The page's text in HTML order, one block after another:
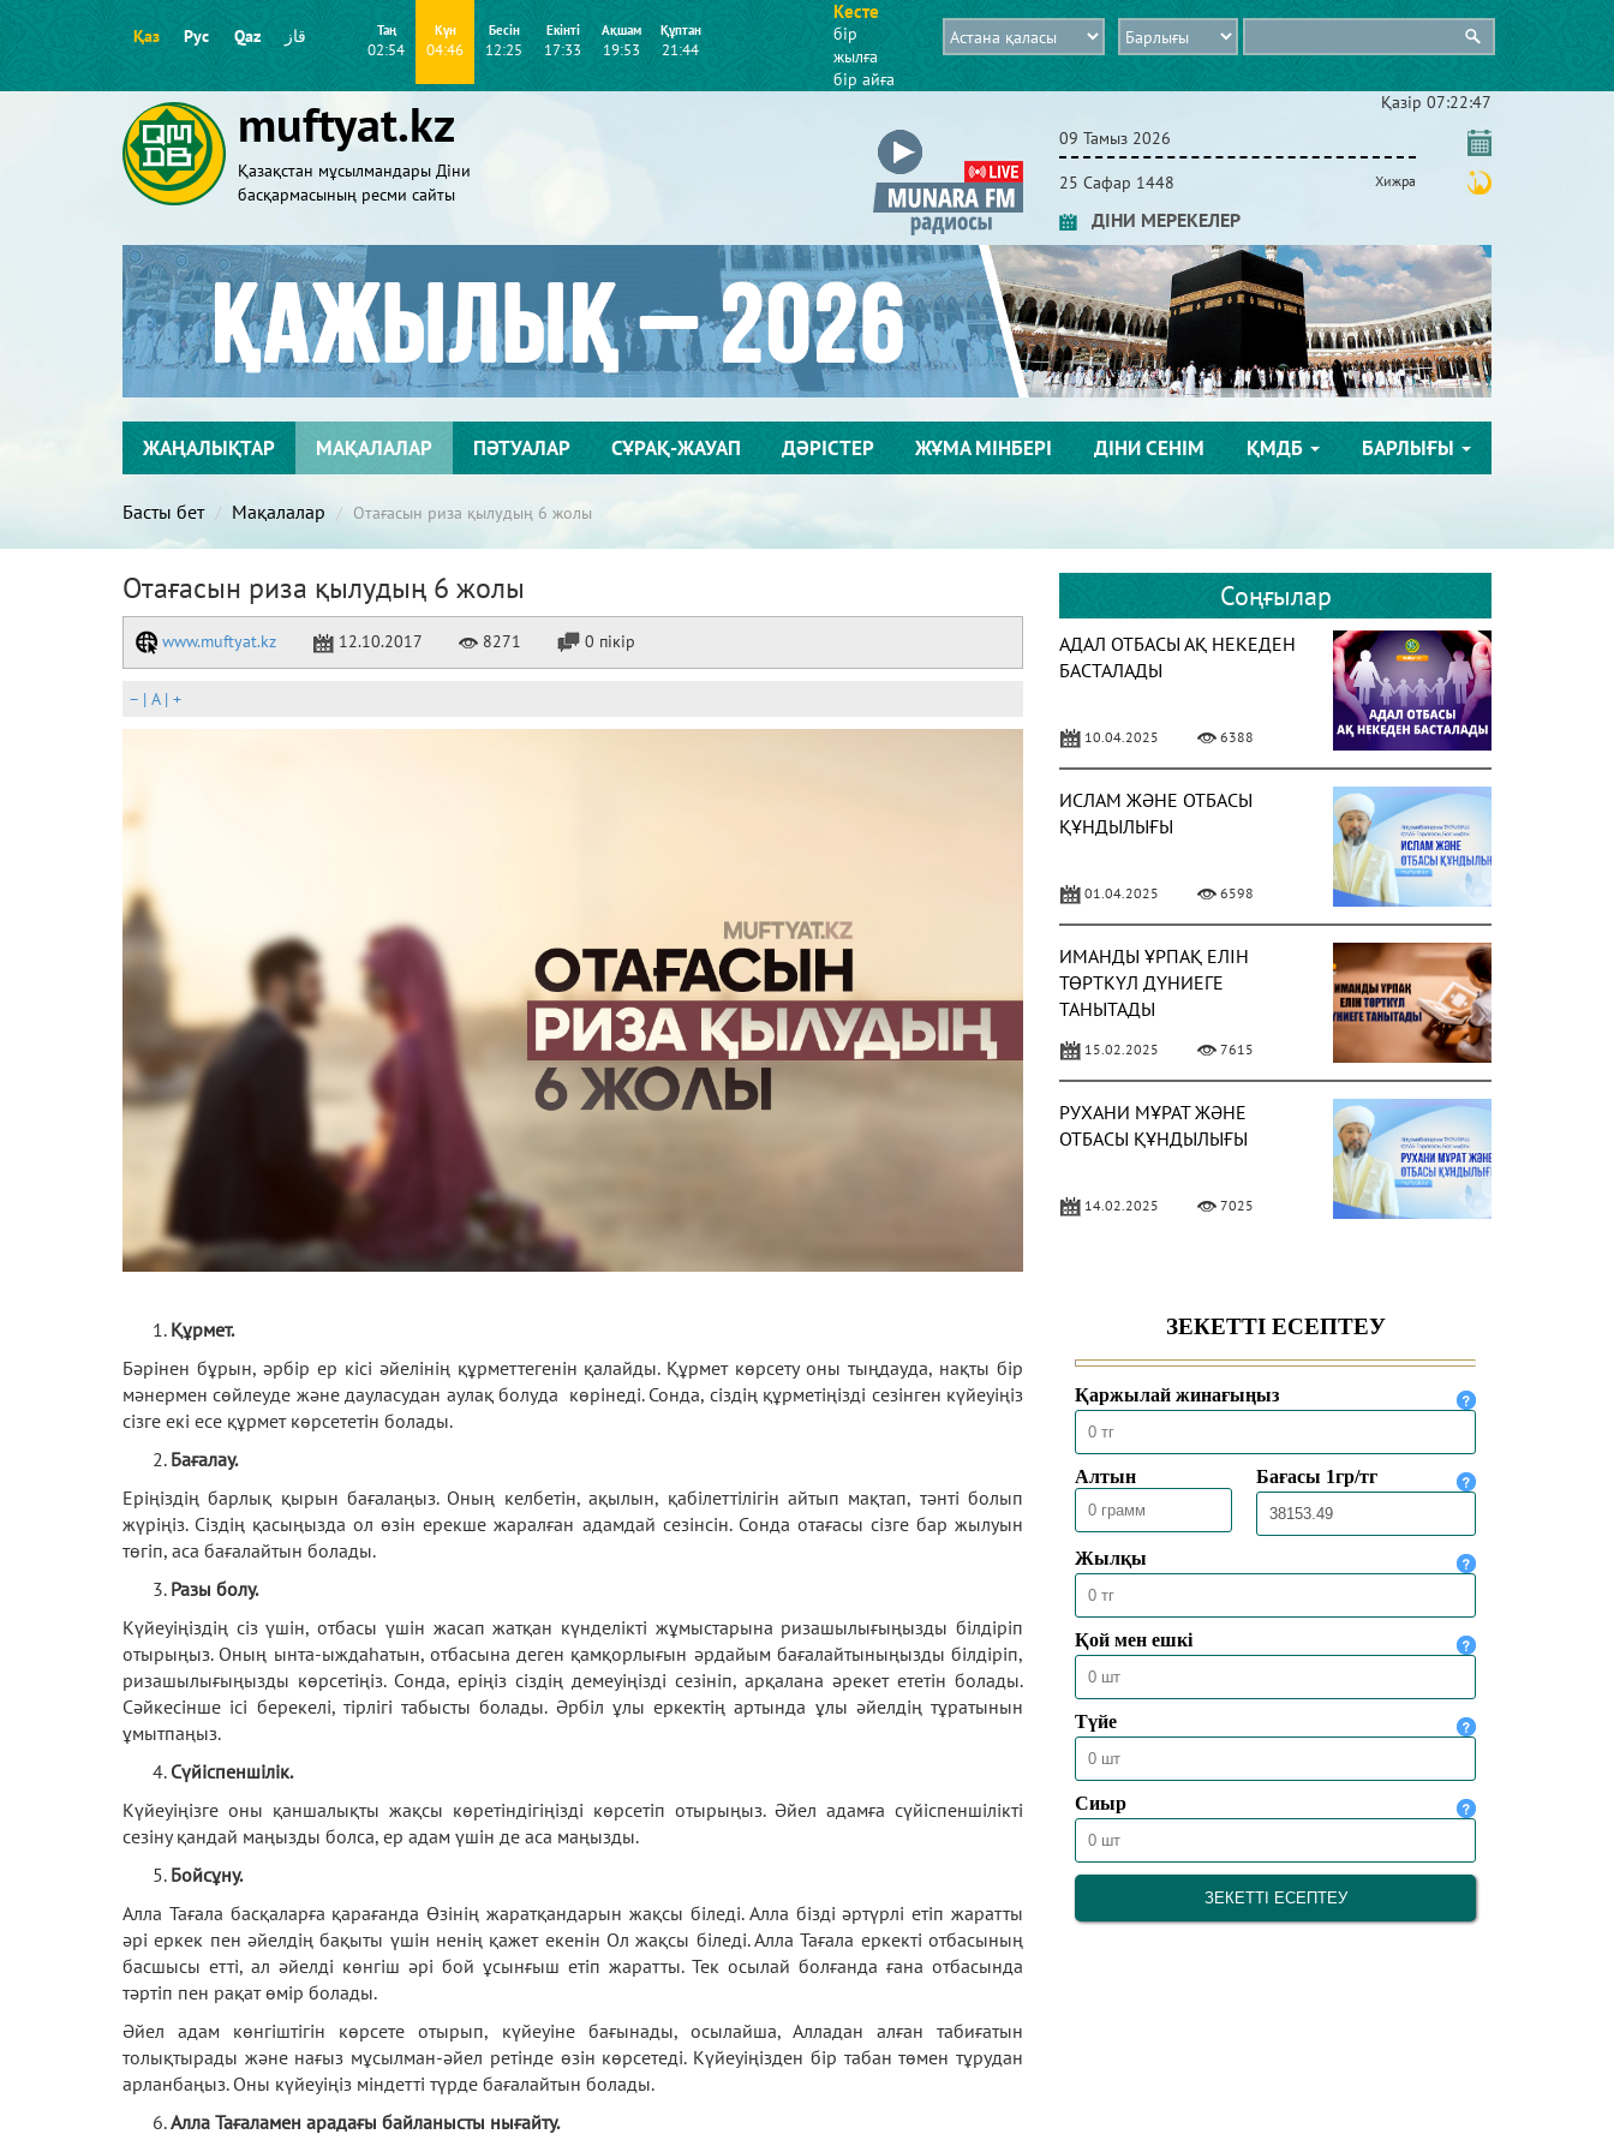
Қаз Рус Qaz قاز Таң
02:54
Күн
04:46
Бесін
12:25
Екінті
17:33
Ақшам
19:53
Құптан
21:44
Кесте
бір
жылға
бір айға
muftyat.kz
Қазақстан мұсылмандары Діни
басқармасының ресми сайты
Қазір 07:22:48
09 Тамыз 2026
25 Сафар 1448 Хижра
ДІНИ МЕРЕКЕЛЕР
ЖАҢАЛЫҚТАР МАҚАЛАЛАР ПӘТУАЛАР СҰРАҚ-ЖАУАП ДӘРІСТЕР ЖҰМА МІНБЕРІ ДІНИ СЕНІМ ҚМДБ БАРЛЫҒЫ
Басты бет Мақалалар Отағасын риза қылудың 6 жолы
Отағасын риза қылудың 6 жолы
www.muftyat.kz 12.10.2017 8271 0 пікір
– | A| +
Құрмет.
Бәрінен бұрын, әрбір ер кісі әйелінің құрметтегенін қалайды. Құрмет көрсету оны тыңдауда, нақты бір
мәнермен сөйлеуде және дауласудан аулақ болуда көрінеді. Сонда, сіздің құрметіңізді сезінген күйеуіңіз
сізге екі есе құрмет көрсететін болады.
Бағалау.
Еріңіздің барлық қырын бағалаңыз. Оның келбетін, ақылын, қабілеттілігін айтып мақтап, тәнті болып
жүріңіз. Сіздің қасыңызда ол өзін ерекше жаралған адамдай сезінсін. Сонда отағасы сізге бар жылуын
төгіп, аса бағалайтын болады.
Разы болу.
Күйеуіңіздің сіз үшін, отбасы үшін жасап жатқан күнделікті жұмыстарына ризашылығыңызды білдіріп
отырыңыз. Оның ынта-ыждаһатын, отбасына деген қамқорлығын әрдайым бағалайтыныңызды білдіріп,
ризашылығыңызды көрсетіңіз. Сонда, еріңіз сіздің демеуіңізді сезініп, арқалана әрекет ететін болады.
Сәйкесінше ісі берекелі, тірлігі табысты болады. Әрбіл ұлы еркектің артында ұлы әйелдің тұратынын
ұмытпаңыз.
Сүйіспеншілік.
Күйеуіңізге оны қаншалықты жақсы көретіндігіңізді көрсетіп отырыңыз. Әйел адамға сүйіспеншілікті
сезіну қандай маңызды болса, ер адам үшін де аса маңызды.
Бойсұну.
Алла Тағала басқаларға қарағанда Өзінің жаратқандарын жақсы біледі. Алла бізді әртүрлі етіп жаратты
әрі еркек пен әйелдің бақыты үшін ненің қажет екенін Ол жақсы біледі. Алла Тағала еркекті отбасының
басшысы етті, ал әйелді көнгіш әрі бой ұсынғыш етіп жаратты. Тек осылай болғанда ғана отбасында
тәртіп пен рақат өмір болады.
Әйел адам көнгіштігін көрсете отырып, күйеуіне бағынады, осылайша, Алладан алған табиғатын
толықтырады және нағыз мұсылман-әйел ретінде өзін көрсетеді. Күйеуіңізден бір табан төмен тұрудан
арланбаңыз. Оны күйеуіңіз міндетті түрде бағалайтын болады.
Алла Тағаламен арадағы байланысты нығайту.
Соңғылар
АДАЛ ОТБАСЫ АҚ НЕКЕДЕН
БАСТАЛАДЫ
10.04.2025 6388
ИСЛАМ ЖӘНЕ ОТБАСЫ
ҚҰНДЫЛЫҒЫ
01.04.2025 6598
ИМАНДЫ ҰРПАҚ ЕЛІН
ТӨРТКҮЛ ДҮНИЕГЕ
ТАНЫТАДЫ
15.02.2025 7615
РУХАНИ МҰРАТ ЖӘНЕ
ОТБАСЫ ҚҰНДЫЛЫҒЫ
14.02.2025 7025
05.02.2025 6518
ДӘСТҮРЛІ ТӘРБИЕ –
БЕРЕКЕЛІ ҮЙДІҢ ІРГЕТАСЫ
03.02.2025